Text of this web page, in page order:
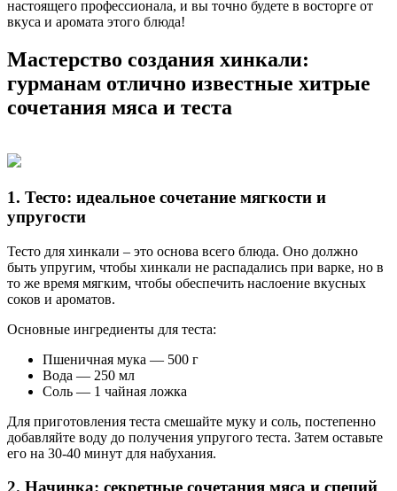
настоящего профессионала, и вы точно будете в восторге от
вкуса и аромата этого блюда!
Мастерство создания хинкали:
гурманам отлично известные хитрые
сочетания мяса и теста
1. Тесто: идеальное сочетание мягкости и
упругости
Тесто для хинкали – это основа всего блюда. Оно должно
быть упругим, чтобы хинкали не распадались при варке, но в
то же время мягким, чтобы обеспечить наслоение вкусных
соков и ароматов.
Основные ингредиенты для теста:
Пшеничная мука — 500 г
Вода — 250 мл
Соль — 1 чайная ложка
Для приготовления теста смешайте муку и соль, постепенно
добавляйте воду до получения упругого теста. Затем оставьте
его на 30-40 минут для набухания.